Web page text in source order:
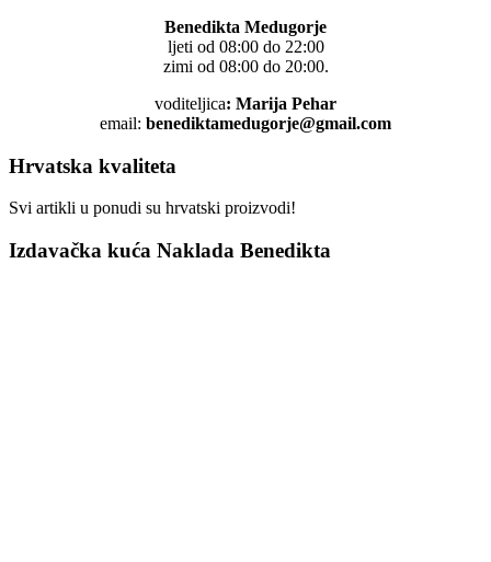
Benedikta Medugorje
ljeti od 08:00 do 22:00
zimi od 08:00 do 20:00.
voditeljica: Marija Pehar
email: benediktamedugorje@gmail.com
Hrvatska kvaliteta
Svi artikli u ponudi su hrvatski proizvodi!
Izdavačka kuća Naklada Benedikta